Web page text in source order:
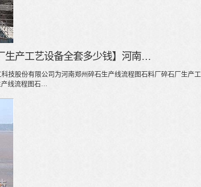
生产工艺设备全套多少钱】河南…
技股份有限公司为河南郑州碎石生产线流程图石料厂碎石厂生产工
产线流程图石…